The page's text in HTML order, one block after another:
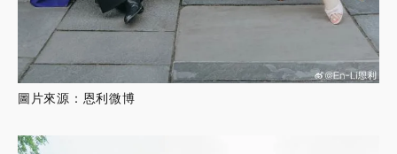
圖片來源：恩利微博